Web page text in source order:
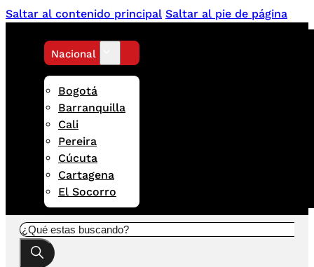
Saltar al contenido principal Saltar al pie de página
Nacional
Bogotá
Barranquilla
Cali
Pereira
Cúcuta
Cartagena
El Socorro
Buscar